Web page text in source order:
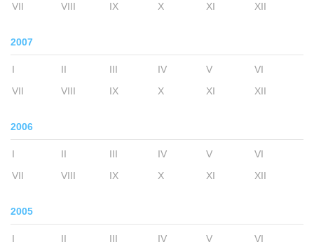
VII
VIII IX X XI XII
2007
I II III IV V
VI
VII
VIII IX X XI XII
2006
I II III IV V
VI
VII
VIII IX X XI XII
2005
I II III IV V
VI